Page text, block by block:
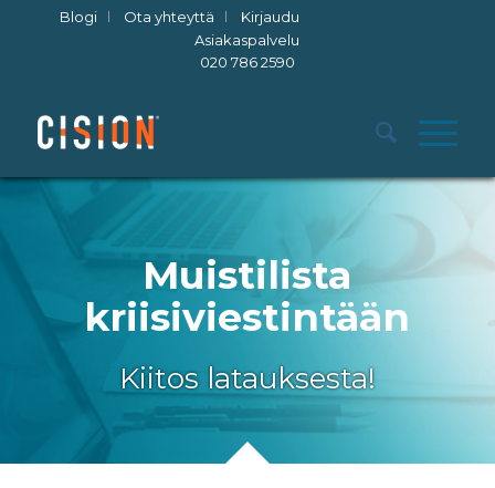
Blogi Ota yhteyttä
Kirjaudu
Asiakaspalvelu
020 786 2590
Muistilista
kriisiviestintään
Kiitos latauksesta!